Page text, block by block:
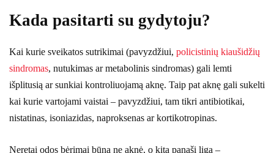
Kada pasitarti su gydytoju?
Kai kurie sveikatos sutrikimai (pavyzdžiui, policistinių kiaušidžių
sindromas, nutukimas ar metabolinis sindromas) gali lemti
išplitusią ar sunkiai kontroliuojamą aknę. Taip pat aknę gali sukelti
kai kurie vartojami vaistai – pavyzdžiui, tam tikri antibiotikai,
nistatinas, isoniazidas, naproksenas ar kortikotropinas.
Neretai odos bėrimai būna ne aknė, o kita panaši liga –